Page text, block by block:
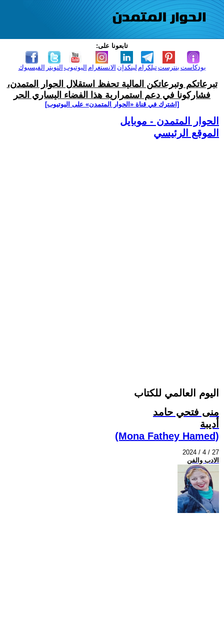
تابعونا على:
الفيسبوك التويتر اليوتيوب الانستغرام لينكدإن تيلكرامبنترست بودكاست
تبرعاتكم وتبرعاتكن المالية تحفظ استقلال الحوار المتمدن،
فشاركونا في دعم استمرارية هذا الفضاء اليساري الحر
[اشترك في قناة ‫«الحوار المتمدن» على اليوتيوب]
الحوار المتمدن - موبايل
الموقع الرئيسي
اليوم العالمي للكتاب
منى فتحي حامد
أديبة
(Mona Fathey Hamed)
2024 / 4 / 27
الادب والفن